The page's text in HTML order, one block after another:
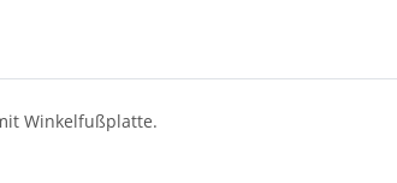
Winkelfußplatte.